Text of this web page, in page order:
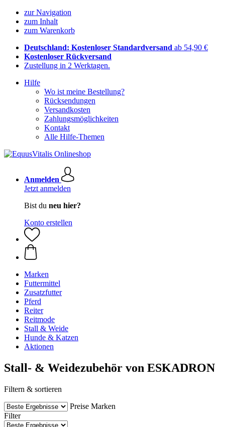
zur Navigation
zum Inhalt
zum Warenkorb
Deutschland: Kostenloser Standardversand ab 54,90 €
Kostenloser Rückversand
Zustellung in 2 Werktagen.
Hilfe
Wo ist meine Bestellung?
Rücksendungen
Versandkosten
Zahlungsmöglichkeiten
Kontakt
Alle Hilfe-Themen
Anmelden
Jetzt anmelden
Bist du neu hier?
Konto erstellen
Marken
Futtermittel
Zusatzfutter
Pferd
Reiter
Reitmode
Stall & Weide
Hunde & Katzen
Aktionen
Stall- & Weidezubehör von ESKADRON
Filtern & sortieren
Preise Marken
Filter